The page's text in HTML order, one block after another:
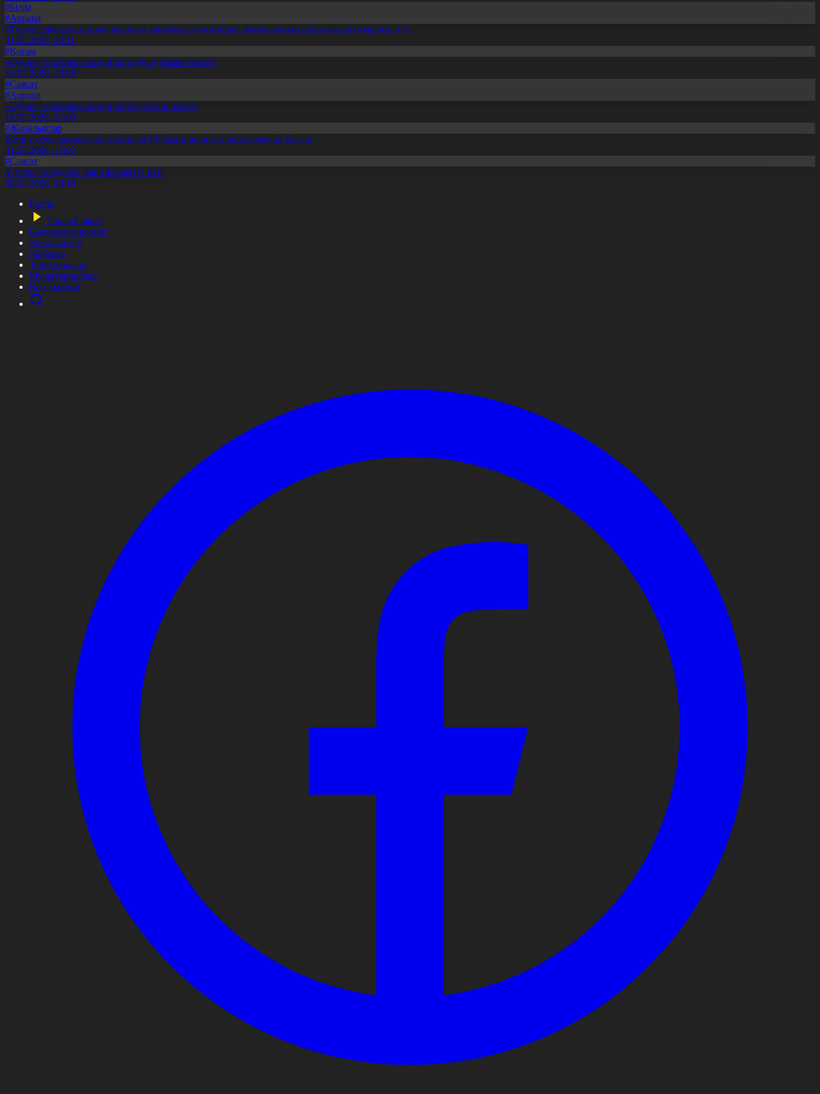
#Білім
#Aqparat
«Тәуелсіздік ұрпақтары» грантын тағайындау жөніндегі комиссияның қорытынды отырысы өтті
31.07.2026, 20:11
#Қоғам
«Әділет» партиясы кандидаттардың тізімін бекітті
10.07.2026, 20:08
#Саясат
#Aqparat
«Әділет» партиясы кандидаттар тізімін бекітті
10.07.2026, 17:00
#Жаңалықтар
Жетісу облысының жүргізушілері 170 мыңнан астам жол ережесін бұзған
31.07.2026, 17:02
#Саясат
Ұлттық теледебат жаңа форматта өтті
30.07.2026, 10:18
Басты
Тікелей эфир
Бағдарлама кестесі
Жаңалықтар
Жобалар
Телехикаялар
Мультсериалдар
Видеоархив